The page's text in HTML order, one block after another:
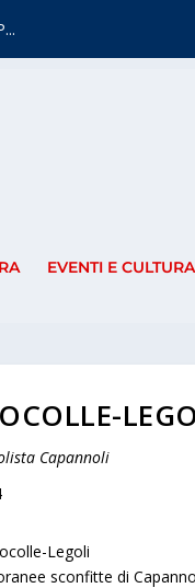
EVENTI E CULTURA
Capannoli
sconfitte di